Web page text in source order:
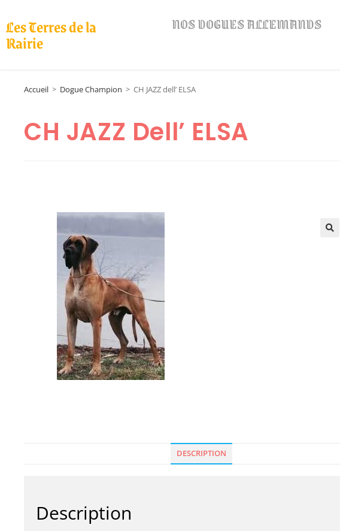
Les Terres de la
Rairie
NOS DOGUES ALLEMANDS
Accueil > Dogue Champion > CH JAZZ dell’ ELSA
CH JAZZ Dell’ ELSA
DESCRIPTION
Description